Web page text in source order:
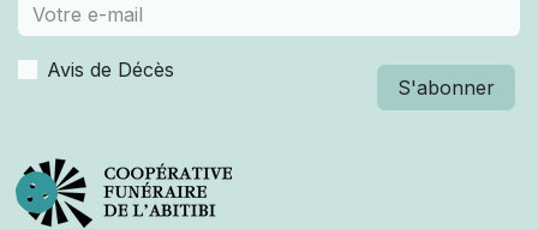
Avis de Décès
S'abonner